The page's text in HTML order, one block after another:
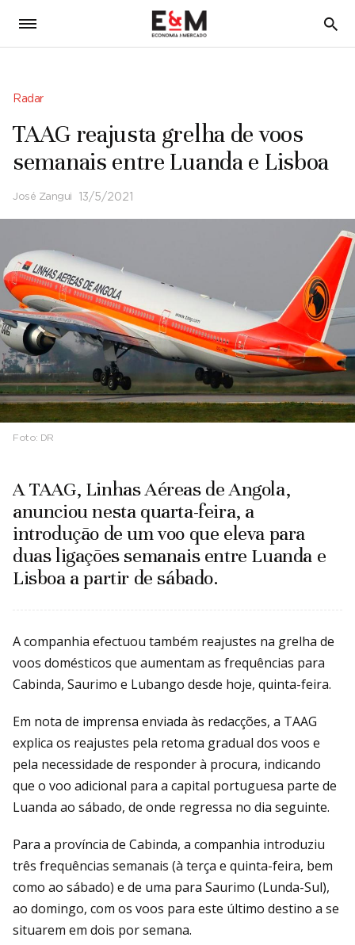
5
Radar
TAAG reajusta grelha de voos
semanais entre Luanda e Lisboa
José Zangui 13/5/2021
Foto: DR
A TAAG, Linhas Aéreas de Angola,
anunciou nesta quarta-feira, a
introdução de um voo que eleva para
duas ligações semanais entre Luanda e
Lisboa a partir de sábado.
A companhia efectuou também reajustes na grelha de
voos domésticos que aumentam as frequências para
Cabinda, Saurimo e Lubango desde hoje, quinta-feira.
Em nota de imprensa enviada às redacções, a TAAG
explica os reajustes pela retoma gradual dos voos e
pela necessidade de responder à procura, indicando
que o voo adicional para a capital portuguesa parte de
Luanda ao sábado, de onde regressa no dia seguinte.
Para a província de Cabinda, a companhia introduziu
três frequências semanais (à terça e quinta-feira, bem
como ao sábado) e de uma para Saurimo (Lunda-Sul),
ao domingo, com os voos para este último destino a se
situarem em dois por semana.